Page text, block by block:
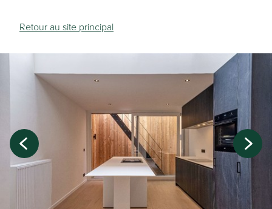
Retour au site principal